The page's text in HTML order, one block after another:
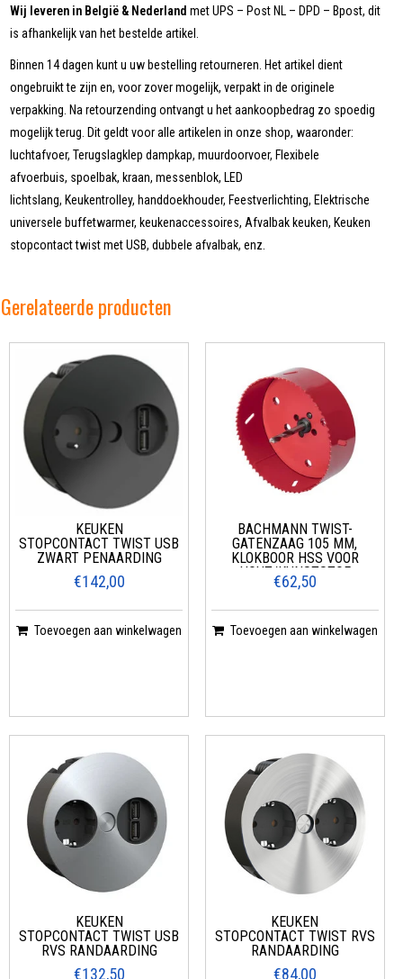
Wij leveren in België & Nederland met UPS – Post NL – DPD – Bpost, dit
is afhankelijk van het bestelde artikel.
Binnen 14 dagen kunt u uw bestelling retourneren. Het artikel dient
ongebruikt te zijn en, voor zover mogelijk, verpakt in de originele
verpakking. Na retourzending ontvangt u het aankoopbedrag zo spoedig
mogelijk terug. Dit geldt voor alle artikelen in onze shop, waaronder:
luchtafvoer, Terugslagklep dampkap, muurdoorvoer, Flexibele
afvoerbuis, spoelbak, kraan, messenblok, LED
lichtslang, Keukentrolley, handdoekhouder, Feestverlichting, Elektrische
universele buffetwarmer, keukenaccessoires, Afvalbak keuken, Keuken
stopcontact twist met USB, dubbele afvalbak, enz.
Gerelateerde producten
KEUKEN
STOPCONTACT TWIST USB
ZWART PENAARDING
€142,00
Toevoegen aan winkelwagen
BACHMANN TWIST-
GATENZAAG 105 MM,
KLOKBOOR HSS VOOR
HOUT/KUNSTSTOF
€62,50
Toevoegen aan winkelwagen
KEUKEN
STOPCONTACT TWIST USB
RVS RANDAARDING
€132,50
KEUKEN
STOPCONTACT TWIST RVS
RANDAARDING
€84,00